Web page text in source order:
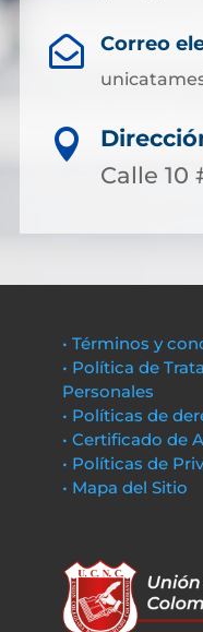
 Correo

Calle 10
• Términos y
• Política de
Personales
• Políticas de
• Certificado de
• Políticas de
• Mapa del Sitio